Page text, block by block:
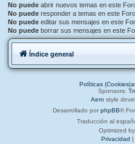
No puede abrir nuevos temas en este
No puede responder a temas en este Foro
No puede editar sus mensajes en este
No puede borrar sus mensajes en este
Índice general
Políticas
Sponsors:
Aero style
Desarrollado por phpBB®
Traducción al
Optimized
Privacidad |